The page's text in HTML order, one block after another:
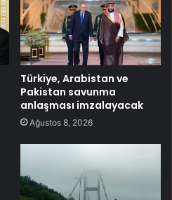
Türkiye, Arabistan ve
Pakistan savunma
anlaşması imzalayacak
Ağustos 8, 2026